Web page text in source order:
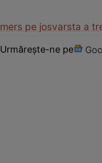
mers pe josvarsta a
Urmărește-ne pe